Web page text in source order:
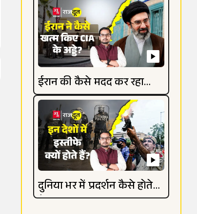
ईरान की कैसे मदद कर रहा
रूस?
दुनिया भर में प्रदर्शन कैसे होते
हैं?